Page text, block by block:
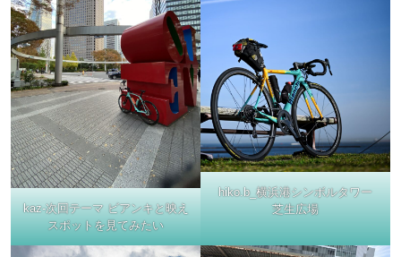
kaz-次回テーマ ビアンキと映え
スポットを見てみたい
hiko.b_横浜港シンボルタワー
芝生広場